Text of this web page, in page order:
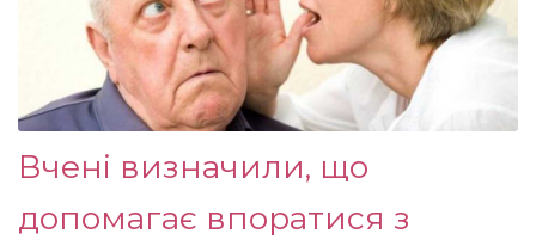
Вчені визначили, що
допомагає впоратися з